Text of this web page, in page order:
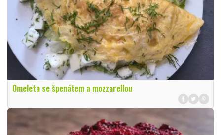
Omeleta se špenátem a mozzarellou